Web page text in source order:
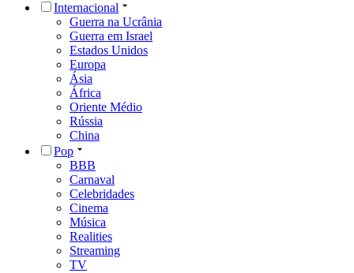
Internacional
Guerra na Ucrânia
Guerra em Israel
Estados Unidos
Europa
Ásia
África
Oriente Médio
Rússia
China
Pop
BBB
Carnaval
Celebridades
Cinema
Música
Realities
Streaming
TV